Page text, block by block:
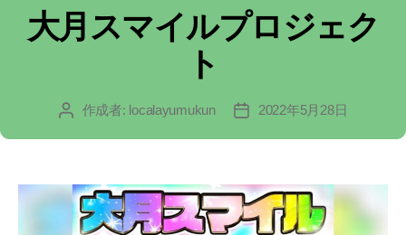
テ
ゴ
リ
ー
大月スマイルプロジェク
ト
投 作成者: localayumukun
投
2022年5月28日